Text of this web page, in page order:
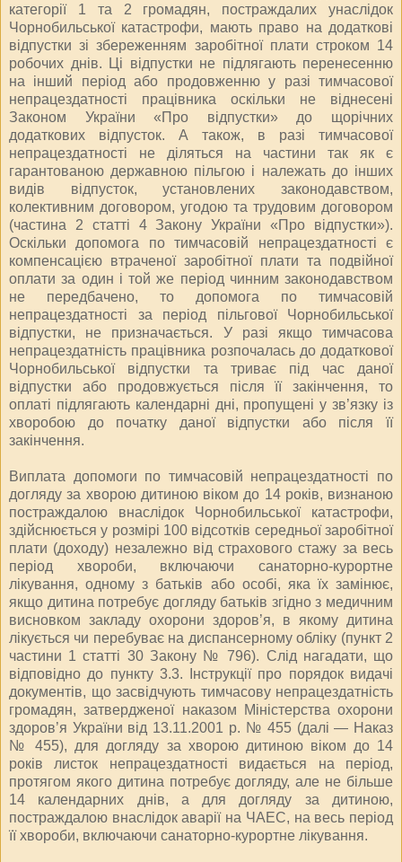
категорії 1 та 2 громадян, постраждалих унаслідок
Чорнобильської катастрофи, мають право на додаткові
відпустки зі збереженням заробітної плати строком 14
робочих днів. Ці відпустки не підлягають перенесенню
на інший період або продовженню у разі тимчасової
непрацездатності працівника оскільки не віднесені
Законом України «Про відпустки» до щорічних
додаткових відпусток. А також, в разі тимчасової
непрацездатності не діляться на частини так як є
гарантованою державною пільгою і належать до інших
видів відпусток, установлених законодавством,
колективним договором, угодою та трудовим договором
(частина 2 статті 4 Закону України «Про відпустки»).
Оскільки допомога по тимчасовій непрацездатності є
компенсацією втраченої заробітної плати та подвійної
оплати за один і той же період чинним законодавством
не передбачено, то допомога по тимчасовій
непрацездатності за період пільгової Чорнобильської
відпустки, не призначається. У разі якщо тимчасова
непрацездатність працівника розпочалась до додаткової
Чорнобильської відпустки та триває під час даної
відпустки або продовжується після її закінчення, то
оплаті підлягають календарні дні, пропущені у зв’язку із
хворобою до початку даної відпустки або після її
закінчення.
Виплата допомоги по тимчасовій непрацездатності по
догляду за хворою дитиною віком до 14 років, визнаною
постраждалою внаслідок Чорнобильської катастрофи,
здійснюється у розмірі 100 відсотків середньої заробітної
плати (доходу) незалежно від страхового стажу за весь
період хвороби, включаючи санаторно-курортне
лікування, одному з батьків або особі, яка їх замінює,
якщо дитина потребує догляду батьків згідно з медичним
висновком закладу охорони здоров’я, в якому дитина
лікується чи перебуває на диспансерному обліку (пункт 2
частини 1 статті 30 Закону № 796). Слід нагадати, що
відповідно до пункту 3.3. Інструкції про порядок видачі
документів, що засвідчують тимчасову непрацездатність
громадян, затвердженої наказом Міністерства охорони
здоров’я України від 13.11.2001 р. № 455 (далі — Наказ
№ 455), для догляду за хворою дитиною віком до 14
років листок непрацездатності видається на період,
протягом якого дитина потребує догляду, але не більше
14 календарних днів, а для догляду за дитиною,
постраждалою внаслідок аварії на ЧАЕС, на весь період
її хвороби, включаючи санаторно-курортне лікування.